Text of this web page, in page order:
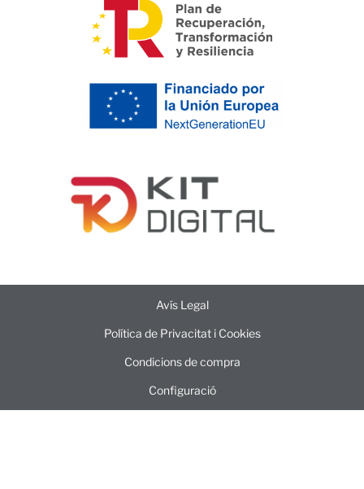
Avís Legal
Política de Privacitat i Cookies
Condicions de compra
Configuració